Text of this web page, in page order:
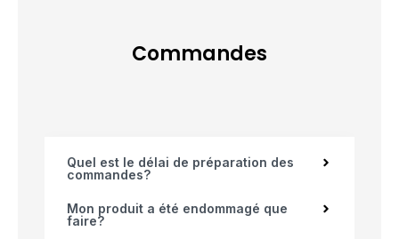
Commandes
Quel est le délai de préparation des
commandes?
Mon produit a été endommagé que
faire?